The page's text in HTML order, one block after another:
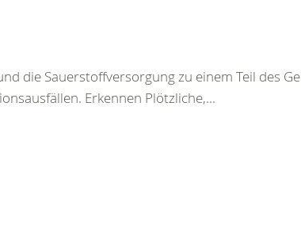
die Sauerstoffversorgung zu einem Teil des
Erkennen Plötzliche,...